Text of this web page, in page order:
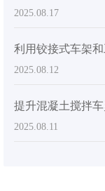
2025.08.17
利用铰接式车架
2025.08.12
提升混凝土搅拌
2025.08.11